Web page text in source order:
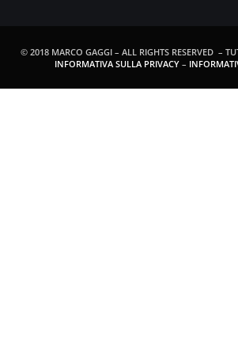
© 2018 MARCO GAGGI – ALL RIGHTS RESERVED –
INFORMATIVA SULLA PRIVACY–